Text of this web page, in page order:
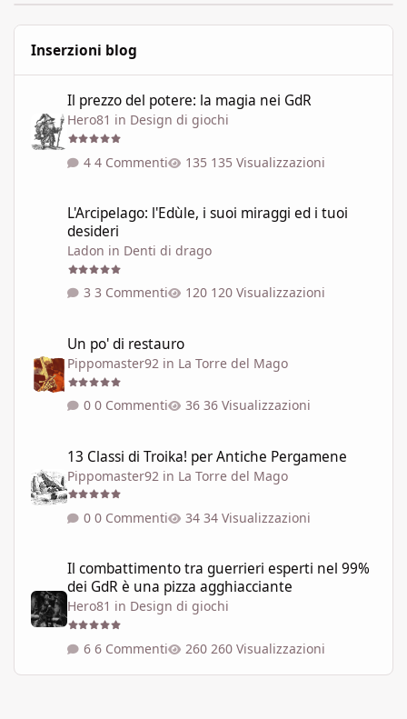
Inserzioni blog
Il prezzo del potere: la magia nei GdR
Hero81 in Design di giochi
4 Commenti 135 Visualizzazioni
L'Arcipelago: l'Edùle, i suoi miraggi ed i tuoi
desideri
Ladon in Denti di drago
3 Commenti 120 Visualizzazioni
Un po' di restauro
Pippomaster92 in La Torre del Mago
0 Commenti 36 Visualizzazioni
13 Classi di Troika! per Antiche Pergamene
Pippomaster92 in La Torre del Mago
0 Commenti 34 Visualizzazioni
Il combattimento tra guerrieri esperti nel 99%
dei GdR è una pizza agghiacciante
Hero81 in Design di giochi
6 Commenti 260 Visualizzazioni